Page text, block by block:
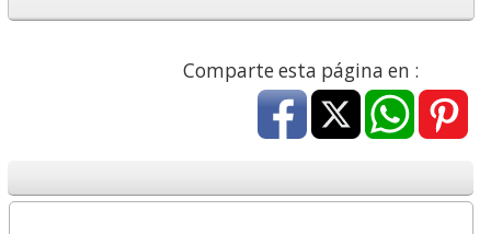
Comparte esta página en :